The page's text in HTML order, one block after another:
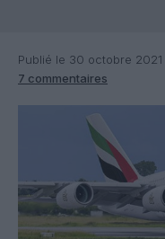
Publié le 30 octobre 2021
7 commentaires